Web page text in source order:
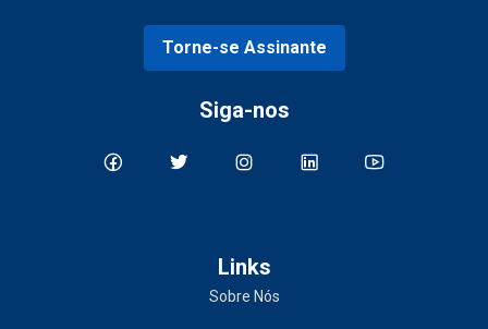
Torne-se Assinante
Siga-nos
Links
Sobre Nós